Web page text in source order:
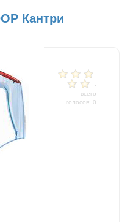
Кантри
-
всего
голосов: 0